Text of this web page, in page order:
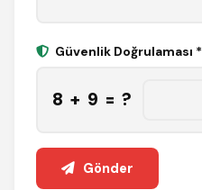
Güvenlik Doğrulaması *
8 + 9 = ?
Gönder